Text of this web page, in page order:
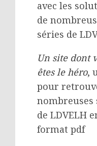
avec les
de
séries de
Un site dont
êtes le héro,
pour
nombreuses
de LDVELH
format pdf